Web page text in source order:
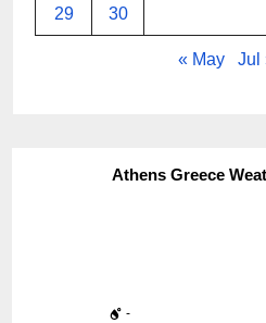
29 30
« May Jul
Athens Greece
-